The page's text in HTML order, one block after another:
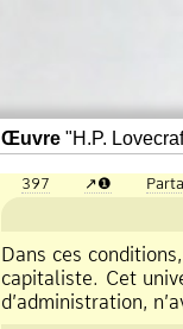
Œuvre "H.P.
397 ❶
Dans ces
capitaliste. Cet
d’administration,